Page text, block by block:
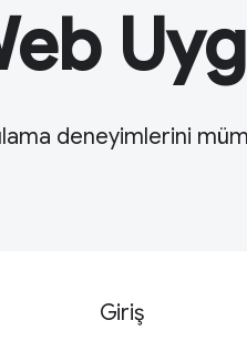
deneyimlerini
Giriş